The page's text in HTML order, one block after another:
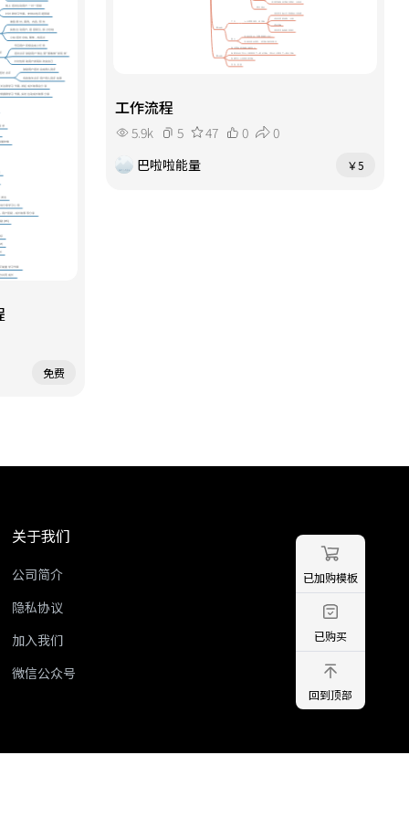
工作流程
5.9k 5 47 0
0
巴啦啦能量
￥5
免费
已加购模板
已购买
回到顶部
关于我们
公司简介
隐私协议
加入我们
微信公众号